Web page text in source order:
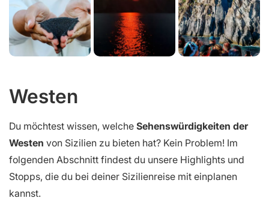
Westen
Du möchtest wissen, welche Sehenswürdigkeiten der
Westen von Sizilien zu bieten hat? Kein Problem! Im
folgenden Abschnitt findest du unsere Highlights und
Stopps, die du bei deiner Sizilienreise mit einplanen
kannst.